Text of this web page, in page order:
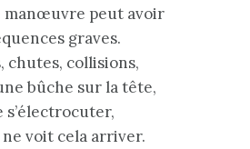
peut avoir
graves.
chutes, collisions,
bûche sur la tête,
s’électrocuter,
voit cela arriver.